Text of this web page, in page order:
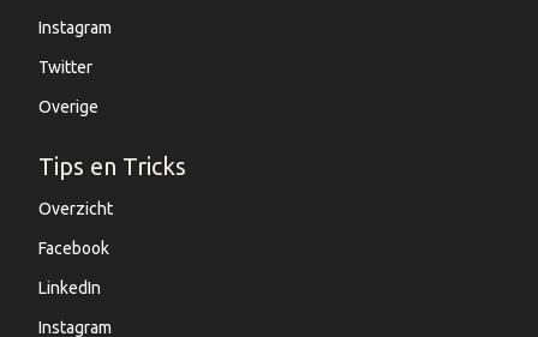
Instagram
Twitter
Overige
Tips en Tricks
Overzicht
Facebook
LinkedIn
Instagram